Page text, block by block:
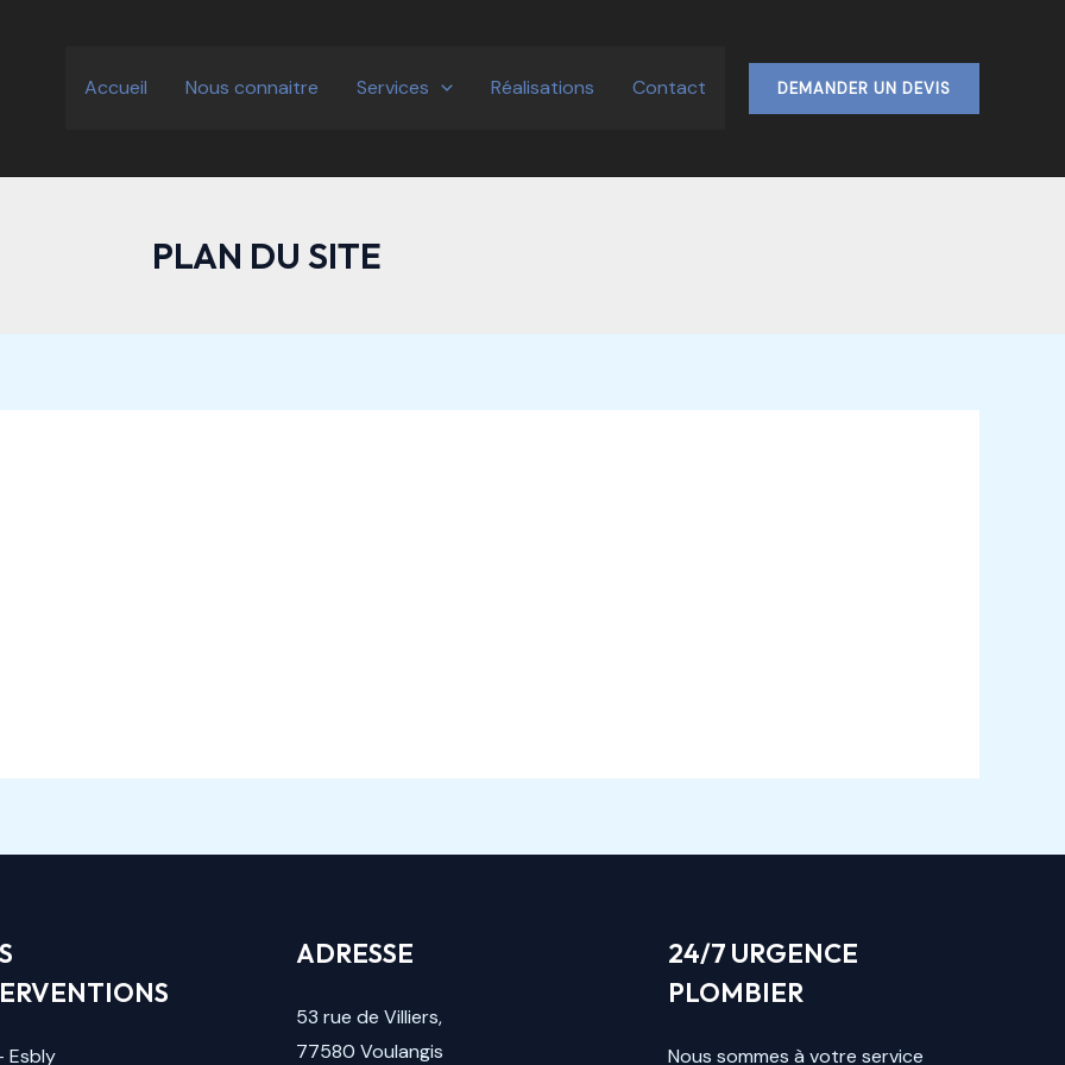
Accueil Nous connaitre Services Réalisations Contact DEMANDER UN DEVIS
PLAN DU SITE
Esbly
ADRESSE
53 rue de Villiers,
77580 Voulangis
24/7 URGENCE
PLOMBIER
Nous sommes à votre service